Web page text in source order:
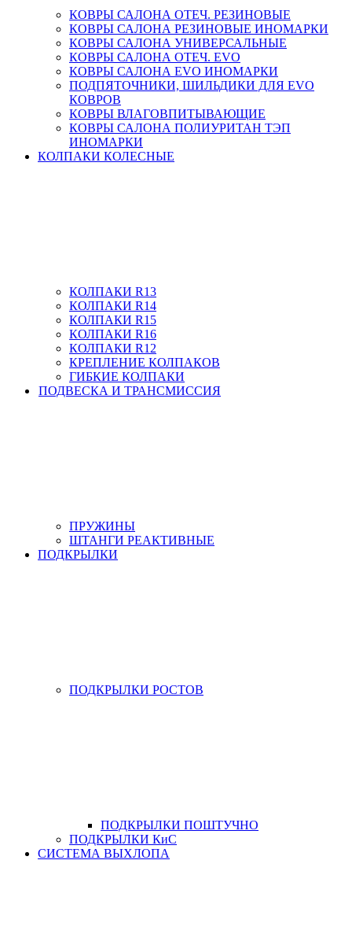
КОВРЫ САЛОНА ОТЕЧ. РЕЗИНОВЫЕ
КОВРЫ САЛОНА РЕЗИНОВЫЕ ИНОМАРКИ
КОВРЫ САЛОНА УНИВЕРСАЛЬНЫЕ
КОВРЫ САЛОНА ОТЕЧ. EVO
КОВРЫ САЛОНА EVO ИНОМАРКИ
ПОДПЯТОЧНИКИ, ШИЛЬДИКИ ДЛЯ EVO
КОВРОВ
КОВРЫ ВЛАГОВПИТЫВАЮЩИЕ
КОВРЫ САЛОНА ПОЛИУРИТАН ТЭП
ИНОМАРКИ
КОЛПАКИ КОЛЕСНЫЕ
КОЛПАКИ R13
КОЛПАКИ R14
КОЛПАКИ R15
КОЛПАКИ R16
КОЛПАКИ R12
КРЕПЛЕНИЕ КОЛПАКОВ
ГИБКИЕ КОЛПАКИ
ПОДВЕСКА И ТРАНСМИССИЯ
ПРУЖИНЫ
ШТАНГИ РЕАКТИВНЫЕ
ПОДКРЫЛКИ
ПОДКРЫЛКИ РОСТОВ
ПОДКРЫЛКИ ПОШТУЧНО
ПОДКРЫЛКИ КиС
СИСТЕМА ВЫХЛОПА